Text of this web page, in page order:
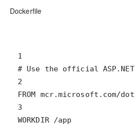
Dockerfile